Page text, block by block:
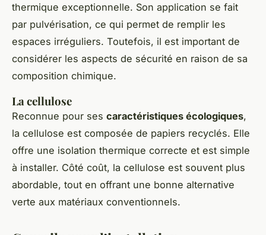
thermique exceptionnelle. Son application se fait
par pulvérisation, ce qui permet de remplir les
espaces irréguliers. Toutefois, il est important de
considérer les aspects de sécurité en raison de sa
composition chimique.
La cellulose
Reconnue pour ses caractéristiques écologiques,
la cellulose est composée de papiers recyclés. Elle
offre une isolation thermique correcte et est simple
à installer. Côté coût, la cellulose est souvent plus
abordable, tout en offrant une bonne alternative
verte aux matériaux conventionnels.